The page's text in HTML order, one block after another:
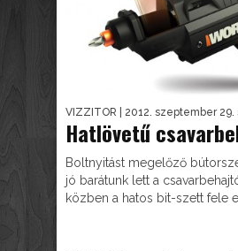
VIZZITOR | 2012. szeptember
Hatlövetű
Boltnyitást megelőző
jó barátunk lett a
közben a hatos bit-szett fele